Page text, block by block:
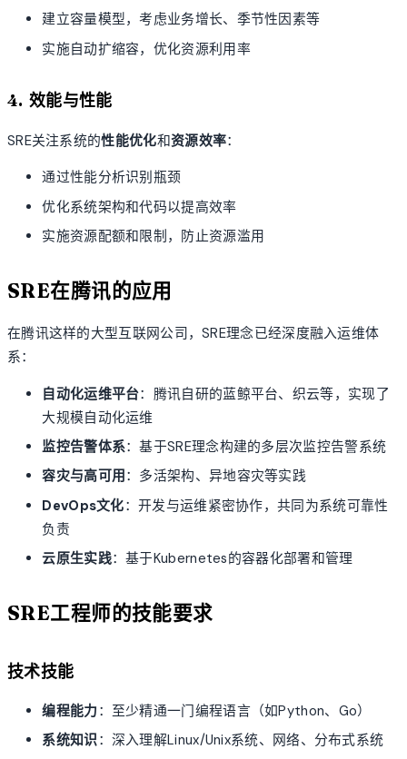
建立容量模型，考虑业务增长、季节性因素等
实施自动扩缩容，优化资源利用率
4. 效能与性能
SRE关注系统的性能优化和资源效率：
通过性能分析识别瓶颈
优化系统架构和代码以提高效率
实施资源配额和限制，防止资源滥用
SRE在腾讯的应用
在腾讯这样的大型互联网公司，SRE理念已经深度融入运维体
系：
自动化运维平台：腾讯自研的蓝鲸平台、织云等，实现了
大规模自动化运维
监控告警体系：基于SRE理念构建的多层次监控告警系统
容灾与高可用 ：多活架构、异地容灾等实践
DevOps文化：开发与运维紧密协作，共同为系统可靠性
负责
云原生实践：基于Kubernetes的容器化部署和管理
SRE工程师的技能要求
技术技能
编程能力 ：至少精通一门编程语言（如Python、Go）
系统知识：深入理解Linux/Unix系统、网络、分布式系统